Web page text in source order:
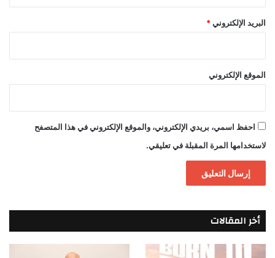
البريد الإلكتروني *
الموقع الإلكتروني
احفظ اسمي، بريدي الإلكتروني، والموقع الإلكتروني في هذا المتصفح
لاستخدامها المرة المقبلة في تعليقي.
أخر المقالات